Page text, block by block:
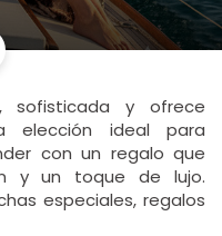
sofisticada y ofrece
elección ideal para
con un regalo que
y un toque de lujo.
especiales, regalos